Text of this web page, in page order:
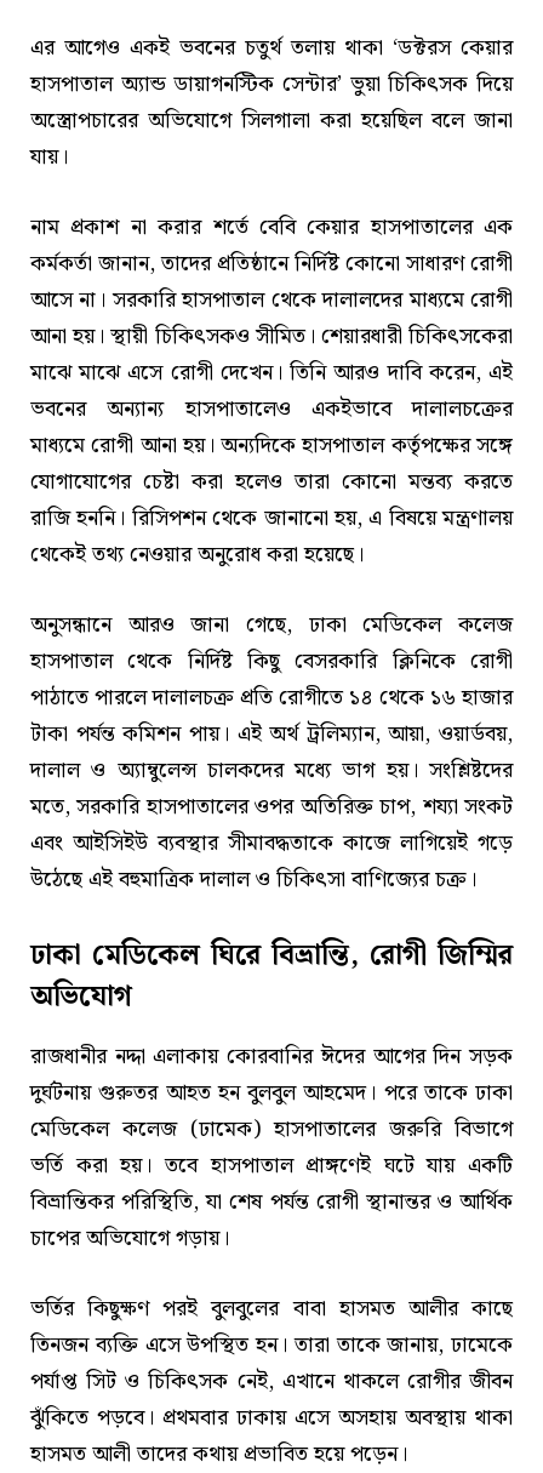
এর আগেও একই ভবনের চতুর্থ তলায় থাকা ‘ডক্টরস কেয়ার
হাসপাতাল অ্যান্ড ডায়াগনস্টিক সেন্টার’ ভুয়া চিকিৎসক দিয়ে
অস্ত্রোপচারের অভিযোগে সিলগালা করা হয়েছিল বলে জানা
যায়।
নাম প্রকাশ না করার শর্তে বেবি কেয়ার হাসপাতালের এক
কর্মকর্তা জানান, তাদের প্রতিষ্ঠানে নির্দিষ্ট কোনো সাধারণ রোগী
আসে না। সরকারি হাসপাতাল থেকে দালালদের মাধ্যমে রোগী
আনা হয়। স্থায়ী চিকিৎসকও সীমিত। শেয়ারধারী চিকিৎসকেরা
মাঝে মাঝে এসে রোগী দেখেন। তিনি আরও দাবি করেন, এই
ভবনের অন্যান্য হাসপাতালেও একইভাবে দালালচক্রের
মাধ্যমে রোগী আনা হয়। অন্যদিকে হাসপাতাল কর্তৃপক্ষের সঙ্গে
যোগাযোগের চেষ্টা করা হলেও তারা কোনো মন্তব্য করতে
রাজি হননি। রিসিপশন থেকে জানানো হয়, এ বিষয়ে মন্ত্রণালয়
থেকেই তথ্য নেওয়ার অনুরোধ করা হয়েছে।
অনুসন্ধানে আরও জানা গেছে, ঢাকা মেডিকেল কলেজ
হাসপাতাল থেকে নির্দিষ্ট কিছু বেসরকারি ক্লিনিকে রোগী
পাঠাতে পারলে দালালচক্র প্রতি রোগীতে ১৪ থেকে ১৬ হাজার
টাকা পর্যন্ত কমিশন পায়। এই অর্থ ট্রলিম্যান, আয়া, ওয়ার্ডবয়,
দালাল ও অ্যাম্বুলেন্স চালকদের মধ্যে ভাগ হয়। সংশ্লিষ্টদের
মতে, সরকারি হাসপাতালের ওপর অতিরিক্ত চাপ, শয্যা সংকট
এবং আইসিইউ ব্যবস্থার সীমাবদ্ধতাকে কাজে লাগিয়েই গড়ে
উঠেছে এই বহুমাত্রিক দালাল ও চিকিৎসা বাণিজ্যের চক্র।
ঢাকা মেডিকেল ঘিরে বিভ্রান্তি, রোগী জিম্মির
অভিযোগ
রাজধানীর নদ্দা এলাকায় কোরবানির ঈদের আগের দিন সড়ক
দুর্ঘটনায় গুরুতর আহত হন বুলবুল আহমেদ। পরে তাকে ঢাকা
মেডিকেল কলেজ (ঢামেক) হাসপাতালের জরুরি বিভাগে
ভর্তি করা হয়। তবে হাসপাতাল প্রাঙ্গণেই ঘটে যায় একটি
বিভ্রান্তিকর পরিস্থিতি, যা শেষ পর্যন্ত রোগী স্থানান্তর ও আর্থিক
চাপের অভিযোগে গড়ায়।
ভর্তির কিছুক্ষণ পরই বুলবুলের বাবা হাসমত আলীর কাছে
তিনজন ব্যক্তি এসে উপস্থিত হন। তারা তাকে জানায়, ঢামেকে
পর্যাপ্ত সিট ও চিকিৎসক নেই, এখানে থাকলে রোগীর জীবন
ঝুঁকিতে পড়বে। প্রথমবার ঢাকায় এসে অসহায় অবস্থায় থাকা
হাসমত আলী তাদের কথায় প্রভাবিত হয়ে পড়েন।